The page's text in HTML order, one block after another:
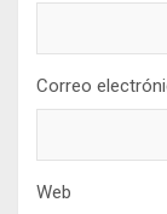
Correo
Web